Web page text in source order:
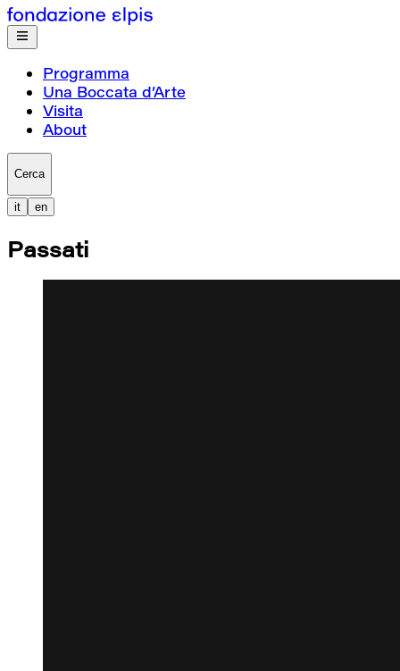
Programma
Una Boccata d’Arte
Visita
About
Cerca
it en
Passati